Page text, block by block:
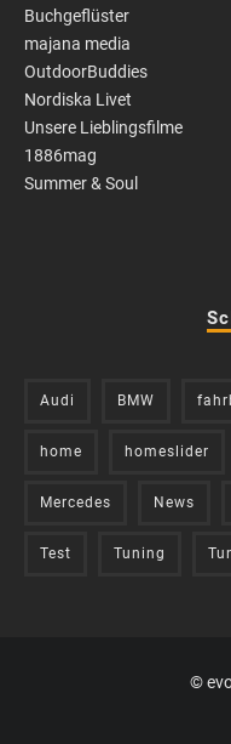
Buchgeflüster
majana media
OutdoorBuddies
Nordiska Livet
Unsere Lieblingsfilme
1886mag
Summer & Soul
Audi BMW
home homeslider
Mercedes News
Test Tuning
©